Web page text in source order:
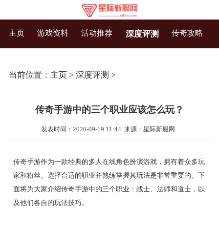
主页 游戏资料 活动推荐 深度评测 传奇攻略
当前位置： 主页> 深度评测 >
传奇手游中的三个职业应该怎么玩？
发表时间：2020-09-19 11:44 来源：星际新服网
传奇手游作为一款经典的多人在线角色扮演游戏，拥有着众多玩
家和粉丝。选择合适的职业并熟练掌握其玩法是非常重要的。下
面将为大家介绍传奇手游中的三个职业：战士、法师和道士，以
及他们各自的玩法技巧。